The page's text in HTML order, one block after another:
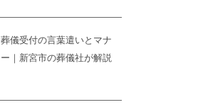
葬儀受付の言葉遣いとマナ
ー｜新宮市の葬儀社が解説